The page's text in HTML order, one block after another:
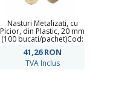
Nasturi Metalizati, cu
Picior, din Plastic, 20 mm
(100 bucati/pachet)Cod:
41,26RON
TVA Inclus